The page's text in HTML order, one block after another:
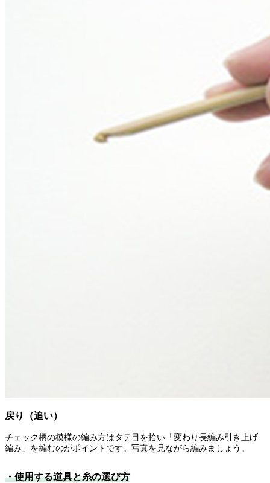
戻り（追い）
チェック柄の模様の編み方はタテ目を拾い「変わり長編み引き上げ
編み」を編むのがポイントです。写真を見ながら編みましょう。
・使用する道具と糸の選び方